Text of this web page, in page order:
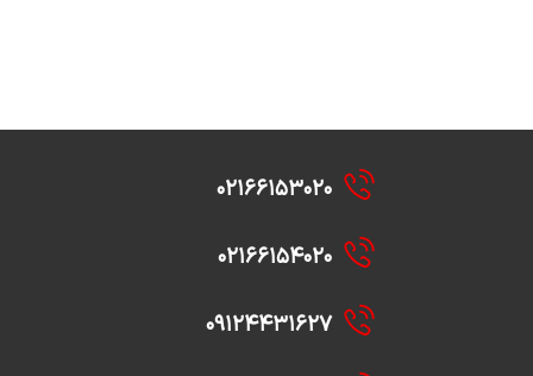
۰۲۱۶۶۱۵۳۰۲۰
۰۲۱۶۶۱۵۴۰۲۰
۰۹۱۲۴۴۳۱۶۲۷